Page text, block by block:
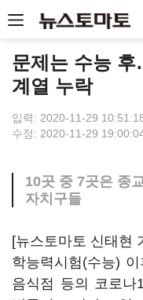
문제는 수능
계열 누락
입력: 2020-11-29
수정: 2020-11-29
10곳 중 7곳은 종
자치구들
[뉴스토마토 신태현
학능력시험(수능)
음식점 등의 코로나